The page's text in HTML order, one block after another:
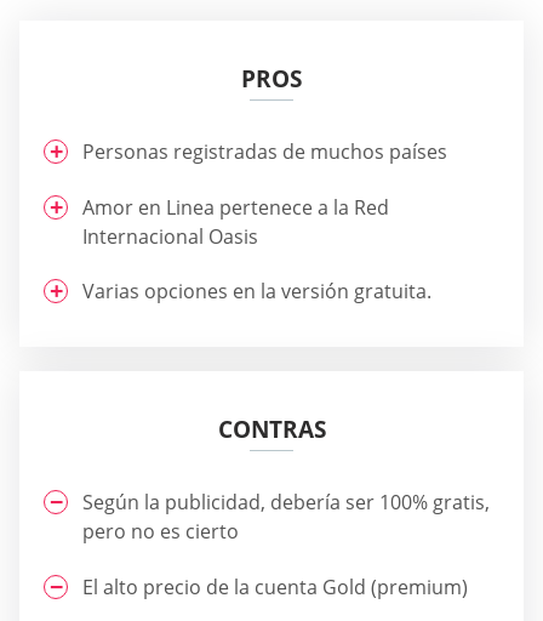
PROS
Personas registradas de muchos países
Amor en Linea pertenece a la Red
Internacional Oasis
Varias opciones en la versión gratuita.
CONTRAS
Según la publicidad, debería ser 100% gratis,
pero no es cierto
El alto precio de la cuenta Gold (premium)